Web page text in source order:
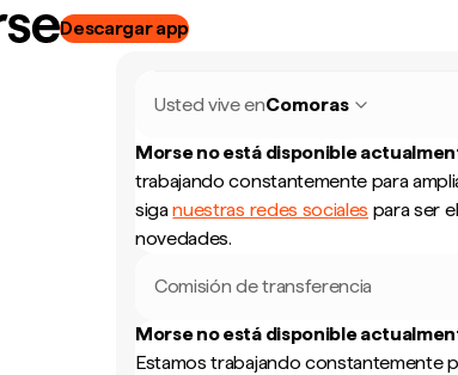
Descargar app
Usted vive enComoras
Morse no está disponible
trabajando constantemente para
siganuestras redes sociales para ser
novedades.
Comisión de transferencia
Morse no está disponible
Estamos trabajando constantemente